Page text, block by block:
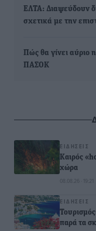
ΕΛΤΑ: Διαψεύδουν
σχετικά με την
Πώς θα γίνει αύριο
ΠΑΣΟΚ
ΕΙΔΉΣΕΙΣ
Καιρός
χώρα
08.08.26 · 19:21
ΕΙΔΉΣΕΙΣ
παρά τα